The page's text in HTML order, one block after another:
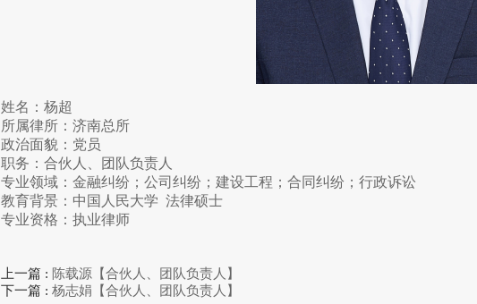
姓名：杨超
所属律所：济南总所
政治面貌：党员
职务：合伙人、团队负责人
专业领域：金融纠纷；公司纠纷；建设工程；合同纠纷；行政诉讼
教育背景：中国人民大学 法律硕士
专业资格：执业律师
上一篇 : 陈载源【合伙人、团队负责人】
下一篇 : 杨志娟【合伙人、团队负责人】